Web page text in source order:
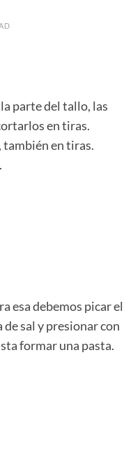
parte del tallo, las
en tiras.
también en tiras.
esa debemos picar el
sal y presionar con
formar una pasta.